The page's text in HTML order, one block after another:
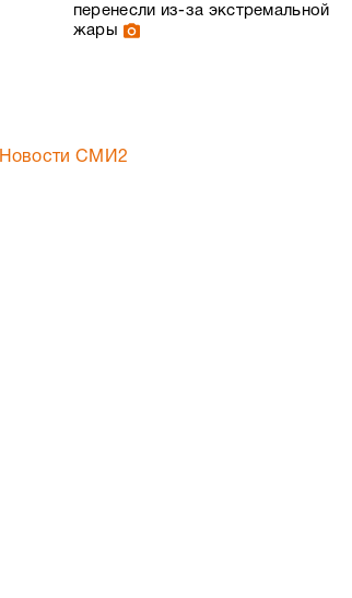
перенесли из-за экстремальной
жары
Новости СМИ2